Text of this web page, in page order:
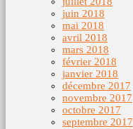
juin 2018
mai 2018
avril 2018
mars 2018
février 2018
janvier 2018
décembre 2017
novembre 2017
octobre 2017
septembre 2017